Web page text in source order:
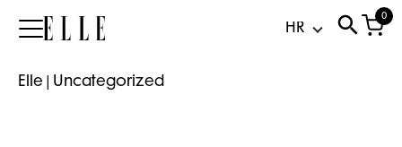
Elle
0
Elle Uncategorized